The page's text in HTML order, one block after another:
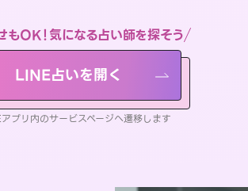
もOK！気になる占い師を探そう
LINE占いを開く
プリ内のサービスページへ遷移します